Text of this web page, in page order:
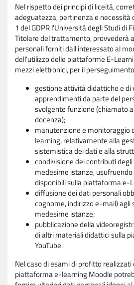
Nel rispetto dei principi di liceità,
adeguatezza, pertinenza e necessità
1 del GDPR l'Università degli Studi di
Titolare del trattamento, provvederà
personali forniti dall'interessato al
dell'utilizzo delle piattaforme E-
mezzi elettronici, per il
gestione attività didattiche e di
apprendimenti da parte del
svolgente funzione (chiamato
docenza);
manutenzione e monitoraggio
learning, relativamente alla
sistemistica dei dati e alla
condivisione dei contributi
medesime istanze,
disponibili sulla piattaforma e-
diffusione dei dati personali
cognome, indirizzo e-mail) agli
medesime istanze;
pubblicazione della
di altri materiali didattici sulla
YouTube.
Nel caso di esami di profitto
piattaforma e-learning Moodle